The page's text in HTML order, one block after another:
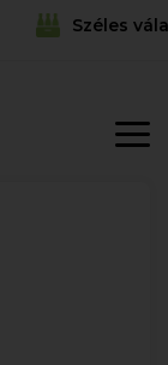
Széles